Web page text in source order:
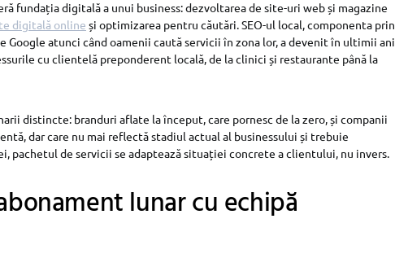
fundația digitală a unui business: dezvoltarea de site-uri web și magazine
digitală online și optimizarea pentru căutări. SEO-ul local, componenta prin
Google atunci când oamenii caută servicii în zona lor, a devenit în ultimii ani
cu clientelă preponderent locală, de la clinici și restaurante până la
distincte: branduri aflate la început, care pornesc de la zero, și companii
dar care nu mai reflectă stadiul actual al businessului și trebuie
pachetul de servicii se adaptează situației concrete a clientului, nu invers.
lunar cu echipă